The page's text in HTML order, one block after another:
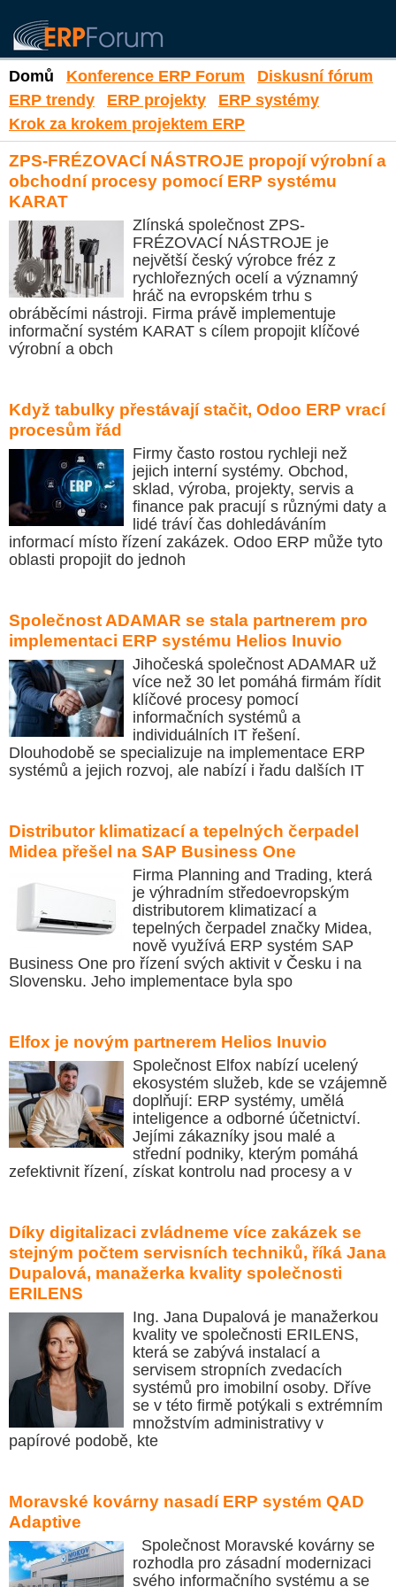
Domů Konference ERP Forum
Diskusní fórum
ERP trendy
ERP projekty
ERP systémy
Krok za krokem projektem ERP
ZPS-FRÉZOVACÍ NÁSTROJE propojí výrobní a
obchodní procesy pomocí ERP systému
KARAT
Zlínská společnost ZPS-
FRÉZOVACÍ NÁSTROJE je
největší český výrobce fréz z
rychlořezných ocelí a významný
hráč na evropském trhu s
obráběcími nástroji. Firma právě implementuje
informační systém KARAT s cílem propojit klíčové
výrobní a obch
Když tabulky přestávají stačit, Odoo ERP vrací
procesům řád
Firmy často rostou rychleji než
jejich interní systémy. Obchod,
sklad, výroba, projekty, servis a
finance pak pracují s různými daty a
lidé tráví čas dohledáváním
informací místo řízení zakázek. Odoo ERP může tyto
oblasti propojit do jednoh
Společnost ADAMAR se stala partnerem pro
implementaci ERP systému Helios Inuvio
Jihočeská společnost ADAMAR už
více než 30 let pomáhá firmám řídit
klíčové procesy pomocí
informačních systémů a
individuálních IT řešení.
Dlouhodobě se specializuje na implementace ERP
systémů a jejich rozvoj, ale nabízí i řadu dalších IT
Distributor klimatizací a tepelných čerpadel
Midea přešel na SAP Business One
Firma Planning and Trading, která
je výhradním středoevropským
distributorem klimatizací a
tepelných čerpadel značky Midea,
nově využívá ERP systém SAP
Business One pro řízení svých aktivit v Česku i na
Slovensku. Jeho implementace byla spo
Elfox je novým partnerem Helios Inuvio
Společnost Elfox nabízí ucelený
ekosystém služeb, kde se vzájemně
doplňují: ERP systémy, umělá
inteligence a odborné účetnictví.
Jejími zákazníky jsou malé a
střední podniky, kterým pomáhá
zefektivnit řízení, získat kontrolu nad procesy a v
Díky digitalizaci zvládneme více zakázek se
stejným počtem servisních techniků, říká Jana
Dupalová, manažerka kvality společnosti
ERILENS
Ing. Jana Dupalová je manažerkou
kvality ve společnosti ERILENS,
která se zabývá instalací a
servisem stropních zvedacích
systémů pro imobilní osoby. Dříve
se v této firmě potýkali s extrémním
množstvím administrativy v
papírové podobě, kte
Moravské kovárny nasadí ERP systém QAD
Adaptive
Společnost Moravské kovárny se
rozhodla pro zásadní modernizaci
svého informačního systému a se